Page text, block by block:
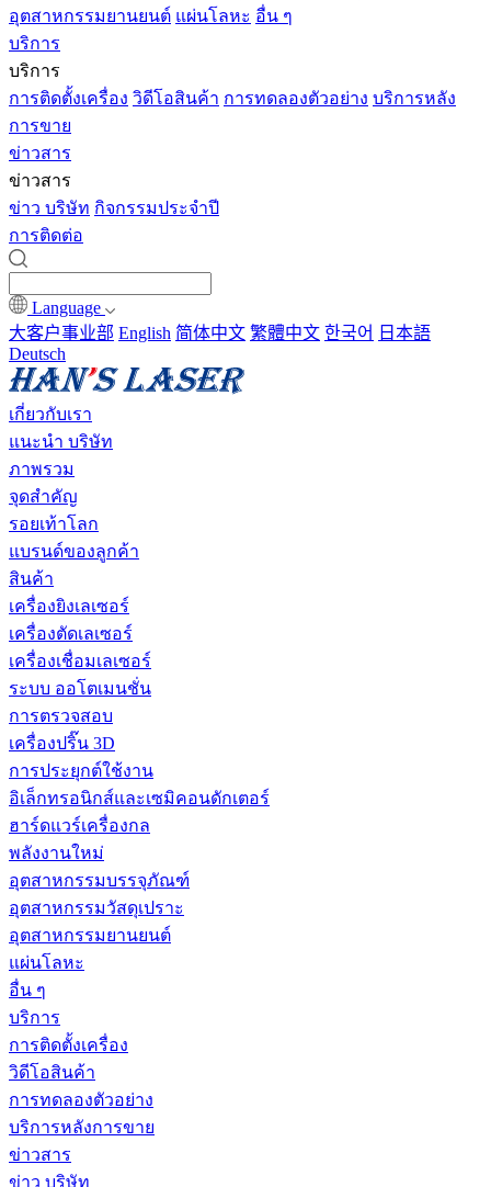
อุตสาหกรรมยานยนต์ แผ่นโลหะ อื่น ๆ
บริการ
บริการ
การติดตั้งเครื่อง วิดีโอสินค้า การทดลองตัวอย่าง บริการหลัง
การขาย
ข่าวสาร
ข่าวสาร
ข่าว บริษัท กิจกรรมประจำปี
การติดต่อ
Language
大客户事业部 English 简体中文 繁體中文 한국어
日本語
Deutsch
เกี่ยวกับเรา
แนะนำ บริษัท
ภาพรวม
จุดสำคัญ
รอยเท้าโลก
แบรนด์ของลูกค้า
สินค้า
เครื่องยิงเลเซอร์
เครื่องตัดเลเซอร์
เครื่องเชื่อมเลเซอร์
ระบบ ออโตเมนชั่น
การตรวจสอบ
เครื่องปริ๊น 3D
การประยุกต์ใช้งาน
อิเล็กทรอนิกส์และเซมิคอนดักเตอร์
ฮาร์ดแวร์เครื่องกล
พลังงานใหม่
อุตสาหกรรมบรรจุภัณฑ์
อุตสาหกรรมวัสดุเปราะ
อุตสาหกรรมยานยนต์
แผ่นโลหะ
อื่น ๆ
บริการ
การติดตั้งเครื่อง
วิดีโอสินค้า
การทดลองตัวอย่าง
บริการหลังการขาย
ข่าวสาร
ข่าว บริษัท